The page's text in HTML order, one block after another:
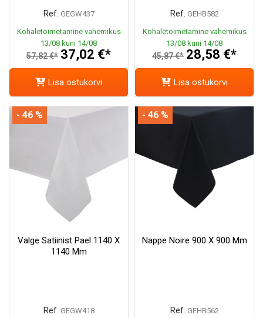
Ref. GEGW437
Kohaletoimetamine vahemikus
13/08 kuni 14/08
57,82 €* 37,02 €*
Lisa ostukorvi
Ref. GEHB582
Kohaletoimetamine vahemikus
13/08 kuni 14/08
45,87 €* 28,58 €*
Lisa ostukorvi
Valge Satiinist Pael 1140 X
1140 Mm
Ref. GEGW418
- 46 %
Nappe Noire 900 X 900 Mm
Ref. GEHB562
- 46 %